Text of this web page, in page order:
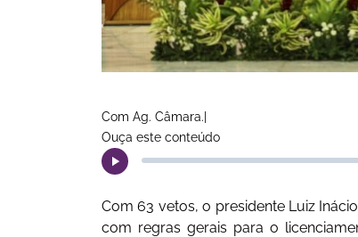
Com Ag. Câmara.|
Ouça este conteúdo
Com 63 vetos, o presidente Luiz
com regras gerais para o